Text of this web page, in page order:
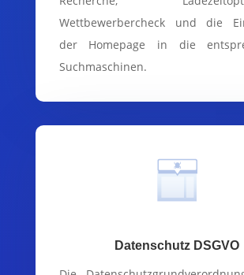
Wettbewerbercheck und die
der Homepage in die
Suchmaschinen.
Datenschutz DSGVO